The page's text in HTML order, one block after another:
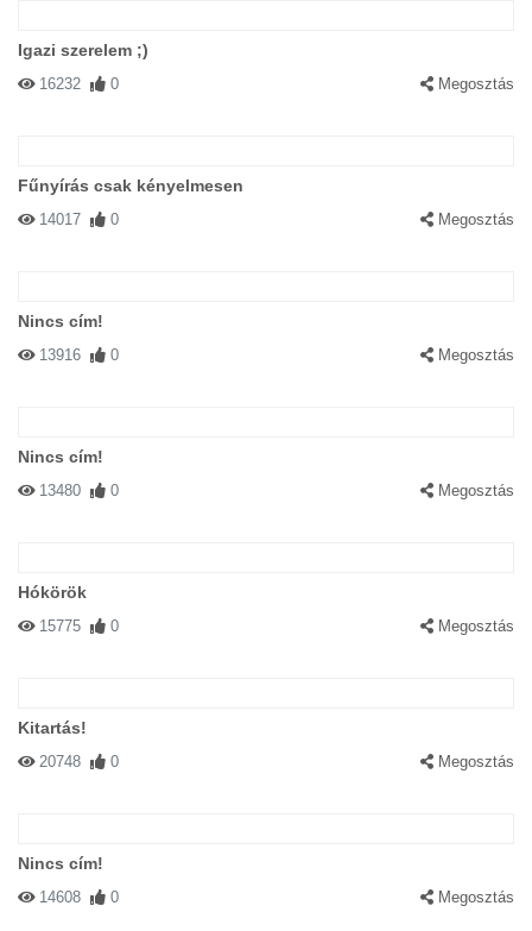
Igazi szerelem ;)
16232 0 Megosztás
Fűnyírás csak kényelmesen
14017 0 Megosztás
Nincs cím!
13916 0 Megosztás
Nincs cím!
13480 0 Megosztás
Hókörök
15775 0 Megosztás
Kitartás!
20748 0 Megosztás
Nincs cím!
14608 0 Megosztás